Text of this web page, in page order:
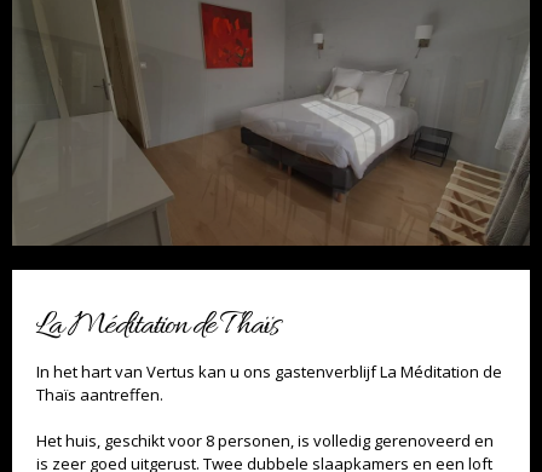
La Méditation de Thaïs
In het hart van Vertus kan u ons gastenverblijf La Méditation de
Thaïs aantreffen.
Het huis, geschikt voor 8 personen, is volledig gerenoveerd en
is zeer goed uitgerust. Twee dubbele slaapkamers en een loft